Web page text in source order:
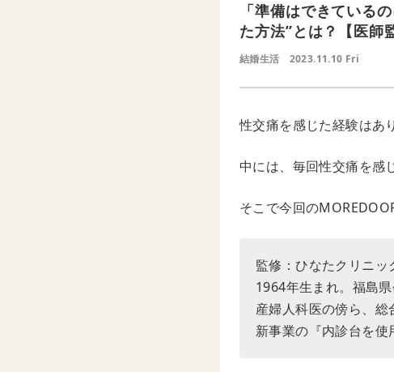
「準備はできている
た方法”とは？【医師
結婚生活 2023.11.10 Fri
性交痛を感じた経験はあ
中には、毎回性交痛を感
そこで今回の
監修：ひなたクリニッ
1964年生まれ。福島
産婦人科医の傍ら、総
新事業の『内診台を使